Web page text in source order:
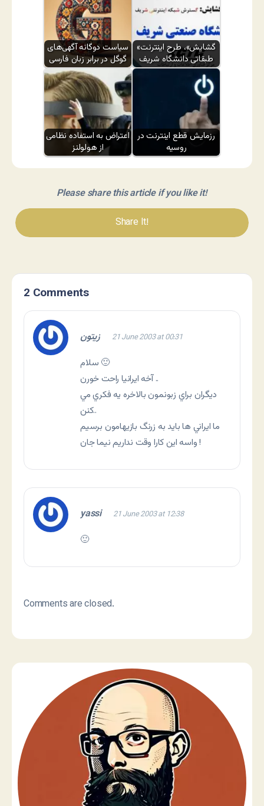
سیاست دوگانه آگهی‌های
گوگل در برابر زبان فارسی
«گشایش»، طرح اینترنت
طبقاتی دانشگاه شریف
اعتراض به استفاده نظامی
از هولولنز
رزمایش قطع اینترنت در
روسیه
Please share this article if you like it!
Share It!
2 Comments
زيتون 21 June 2003 at 00:31
سلام 🙂
آخه ايرانيا راحت خورن ..
ديگران براي زبونمون بالاخره يه فكري مي
كنن..
ما ايراني ها بايد به زرنگ بازيهامون برسيم
واسه اين كارا وقت نداريم نيما جان !
yassi 21 June 2003 at 12:38
🙂
Comments are closed.